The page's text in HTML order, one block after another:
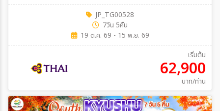
JP_TG00528
7วัน 5คืน
19 ต.ค. 69 - 15 พ.ย. 69
เริ่มต้น
62,900
บาท/ท่าน